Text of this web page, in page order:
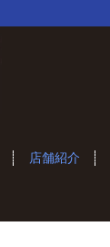
店舗紹介